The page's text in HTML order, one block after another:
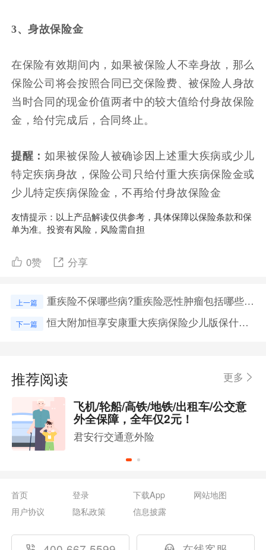
3、身故保险金
在保险有效期间内，如果被保险人不幸身故，那么
保险公司将会按照合同已交保险费、被保险人身故
当时合同的现金价值两者中的较大值给付身故保险
金，给付完成后，合同终止。
提醒： 如果被保险人被确诊因上述重大疾病或少儿
特定疾病身故，保险公司只给付重大疾病保险金或
少儿特定疾病保险金，不再给付身故保险金
友情提示：以上产品解读仅供参考，具体保障以保险条款和保
单为准。投资有风险，风险需自担
0赞 分享
上一篇 重疾险不保哪些病?重疾险恶性肿瘤包括哪些种类?
下一篇 恒大附加恒享安康重大疾病保险少儿版保什么风险？
推荐阅读 更多
飞机/轮船/高铁/地铁/出租车/公交意
外全保障，全年仅2元！
君安行交通意外险
首页 登录 下载App
网站地图
用户协议
隐私政策 信息披露